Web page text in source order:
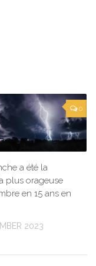
0
a été la
plus orageuse
en 15 ans en
2023